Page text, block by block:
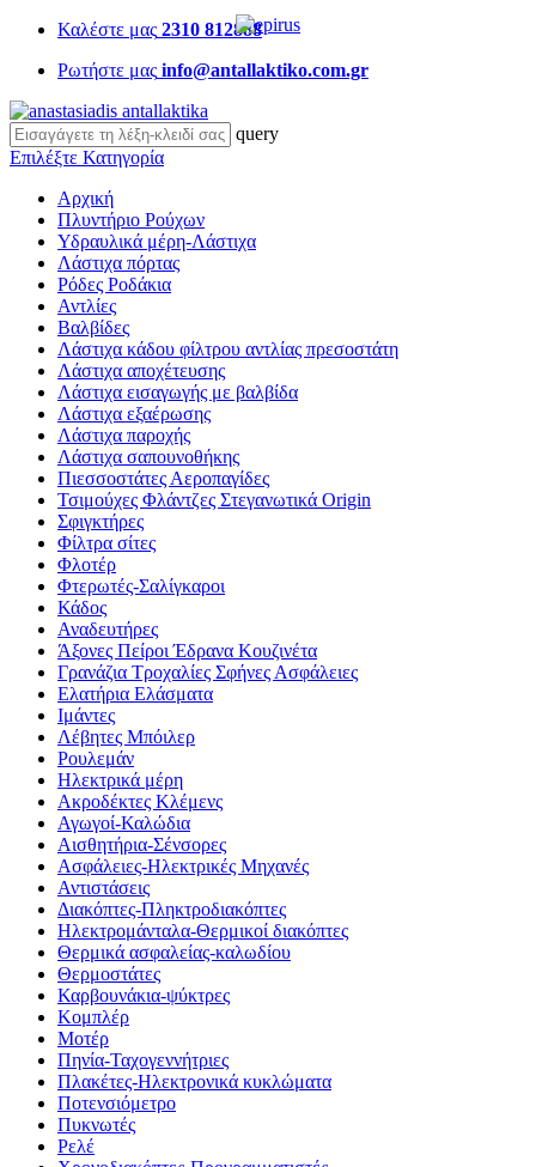
Καλέστε μας 2310 812888
Ρωτήστε μας info@antallaktiko.com.gr
query
Επιλέξτε Κατηγορία
Αρχική
Πλυντήριο Ρούχων
Υδραυλικά μέρη-Λάστιχα
Λάστιχα πόρτας
Ρόδες Ροδάκια
Αντλίες
Βαλβίδες
Λάστιχα κάδου φίλτρου αντλίας πρεσοστάτη
Λάστιχα αποχέτευσης
Λάστιχα εισαγωγής με βαλβίδα
Λάστιχα εξαέρωσης
Λάστιχα παροχής
Λάστιχα σαπουνοθήκης
Πιεσσοστάτες Αεροπαγίδες
Τσιμούχες Φλάντζες Στεγανωτικά Origin
Σφιγκτήρες
Φίλτρα σίτες
Φλοτέρ
Φτερωτές-Σαλίγκαροι
Κάδος
Αναδευτήρες
Άξονες Πείροι Έδρανα Κουζινέτα
Γρανάζια Τροχαλίες Σφήνες Ασφάλειες
Ελατήρια Ελάσματα
Ιμάντες
Λέβητες Μπόιλερ
Ρουλεμάν
Ηλεκτρικά μέρη
Ακροδέκτες Κλέμενς
Αγωγοί-Καλώδια
Αισθητήρια-Σένσορες
Ασφάλειες-Ηλεκτρικές Μηχανές
Αντιστάσεις
Διακόπτες-Πληκτροδιακόπτες
Ηλεκτρομάνταλα-Θερμικοί διακόπτες
Θερμικά ασφαλείας-καλωδίου
Θερμοστάτες
Καρβουνάκια-ψύκτρες
Κομπλέρ
Μοτέρ
Πηνία-Ταχογεννήτριες
Πλακέτες-Ηλεκτρονικά κυκλώματα
Ποτενσιόμετρο
Πυκνωτές
Ρελέ